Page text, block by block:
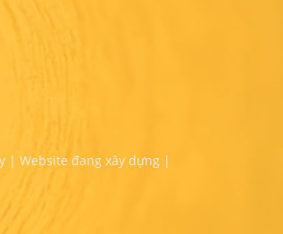
| Website đang xây dựng |